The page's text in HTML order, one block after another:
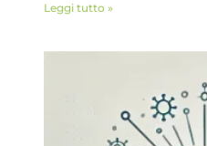
Leggi tutto »